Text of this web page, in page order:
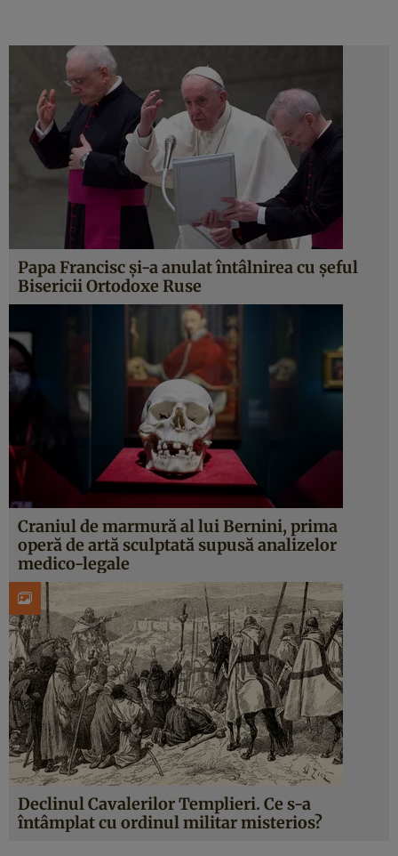
Papa Francisc și-a anulat întâlnirea cu șeful
Bisericii Ortodoxe Ruse
Craniul de marmură al lui Bernini, prima
operă de artă sculptată supusă analizelor
medico-legale
Declinul Cavalerilor Templieri. Ce s-a
întâmplat cu ordinul militar misterios?